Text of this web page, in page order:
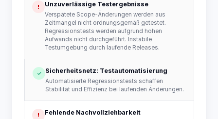
! Unzuverlässige Testergebnisse
Verspätete Scope-Änderungen werden aus
Zeitmangel nicht ordnungsgemäß getestet.
Regressionstests werden aufgrund hohen
Aufwands nicht durchgeführt. Instabile
Testumgebung durch laufende Releases.
✓ Sicherheitsnetz: Testautomatisierung
Automatisierte Regressionstests schaffen
Stabilität und Effizienz bei laufenden Änderungen.
! Fehlende Nachvollziehbarkeit